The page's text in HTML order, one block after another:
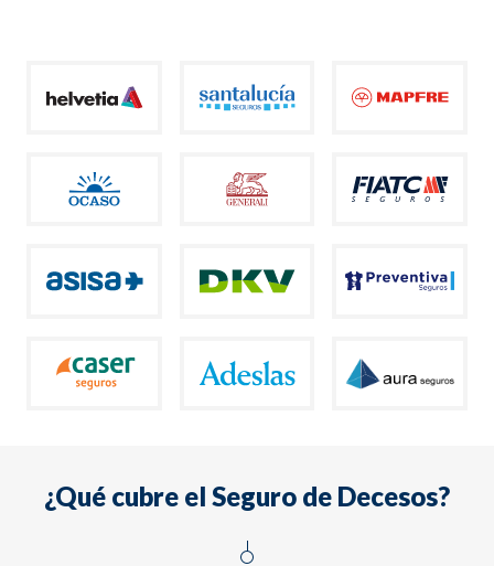
¿Qué cubre el Seguro de Decesos?